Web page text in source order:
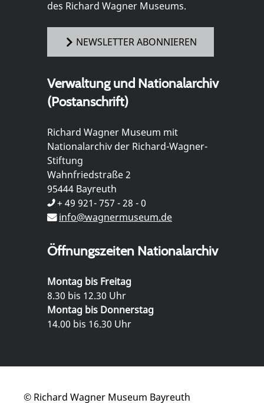
des Richard Wagner Museums.
NEWSLETTER ABONNIEREN
Verwaltung und Nationalarchiv
(Postanschrift)
Richard Wagner Museum mit
Nationalarchiv der Richard-Wagner-
Stiftung
Wahnfriedstraße 2
95444 Bayreuth
+ 49 921- 757 - 28 - 0
info@wagnermuseum.de
Öffnungszeiten Nationalarchiv
Montag bis Freitag
8.30 bis 12.30 Uhr
Montag bis Donnerstag
14.00 bis 16.30 Uhr
© Richard Wagner Museum Bayreuth